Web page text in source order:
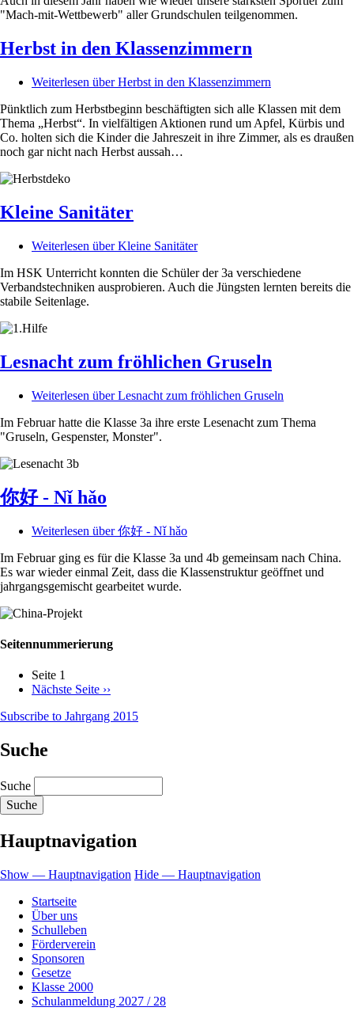
"Mach-mit-Wettbewerb" aller Grundschulen teilgenommen.
Herbst in den Klassenzimmern
Weiterlesen über Herbst in den Klassenzimmern
Pünktlich zum Herbstbeginn beschäftigten sich alle Klassen mit dem
Thema „Herbst“. In vielfältigen Aktionen rund um Apfel, Kürbis und
Co. holten sich die Kinder die Jahreszeit in ihre Zimmer, als es draußen
noch gar nicht nach Herbst aussah…
Kleine Sanitäter
Weiterlesen über Kleine Sanitäter
Im HSK Unterricht konnten die Schüler der 3a verschiedene
Verbandstechniken ausprobieren. Auch die Jüngsten lernten bereits die
stabile Seitenlage.
Lesnacht zum fröhlichen Gruseln
Weiterlesen über Lesnacht zum fröhlichen Gruseln
Im Februar hatte die Klasse 3a ihre erste Lesenacht zum Thema
"Gruseln, Gespenster, Monster".
你好 - Nǐ hǎo
Weiterlesen über 你好 - Nǐ hǎo
Im Februar ging es für die Klasse 3a und 4b gemeinsam nach China.
Es war wieder einmal Zeit, dass die Klassenstruktur geöffnet und
jahrgangsgemischt gearbeitet wurde.
Seitennummerierung
Seite 1
Nächste Seite ››
Subscribe to Jahrgang 2015
Suche
Suche
Hauptnavigation
Show — Hauptnavigation Hide — Hauptnavigation
Startseite
Über uns
Schulleben
Förderverein
Sponsoren
Gesetze
Klasse 2000
Schulanmeldung 2027 / 28